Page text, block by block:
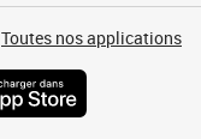
Toutes nos applications